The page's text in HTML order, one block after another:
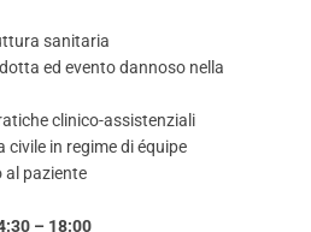
sanitaria
ed evento dannoso nella
clinico-assistenziali
in regime di équipe
al paziente
– 18:00